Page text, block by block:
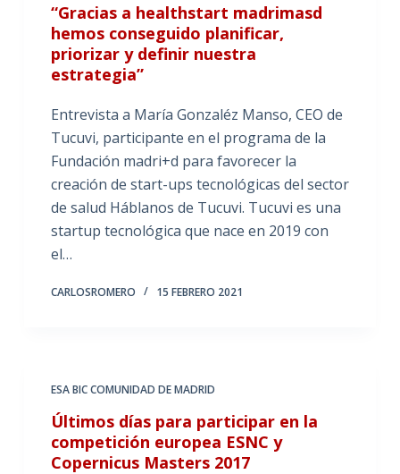
“Gracias a healthstart madrimasd
hemos conseguido planificar,
priorizar y definir nuestra
estrategia”
Entrevista a María Gonzaléz Manso, CEO de
Tucuvi, participante en el programa de la
Fundación madri+d para favorecer la
creación de start-ups tecnológicas del sector
de salud Háblanos de Tucuvi. Tucuvi es una
startup tecnológica que nace en 2019 con
el…
CARLOSROMERO 15 FEBRERO 2021
ESA BIC COMUNIDAD DE MADRID
Últimos días para participar en la
competición europea ESNC y
Copernicus Masters 2017